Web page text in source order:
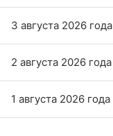
3 августа 2026 года
2 августа 2026 года
1 августа 2026 года